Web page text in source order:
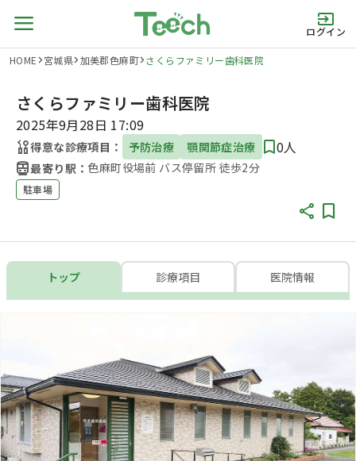
ログイン
HOME 宮城県 加美郡色麻町 さくらファミリー歯科医院
さくらファミリー歯科医院
2025年9月28日 17:09
得意な診療項目： 予防治療 顎関節症治療 0人
最寄り駅： 色麻町役場前 バス停留所 徒歩2分
駐車場
トップ 診療項目 医院情報